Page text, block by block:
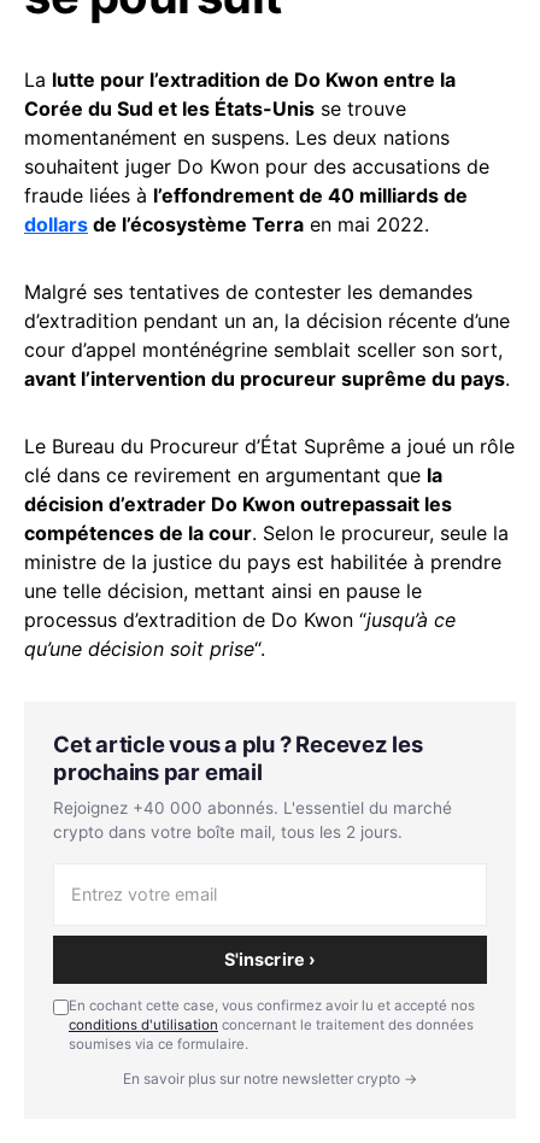
La lutte pour l’extradition de Do Kwon entre la
Corée du Sud et les États-Unis se trouve
momentanément en suspens. Les deux nations
souhaitent juger Do Kwon pour des accusations de
fraude liées à l’effondrement de 40 milliards de
dollars de l’écosystème Terra en mai 2022.
Malgré ses tentatives de contester les demandes
d’extradition pendant un an, la décision récente d’une
cour d’appel monténégrine semblait sceller son sort,
avant l’intervention du procureur suprême du pays.
Le Bureau du Procureur d’État Suprême a joué un rôle
clé dans ce revirement en argumentant que la
décision d’extrader Do Kwon outrepassait les
compétences de la cour. Selon le procureur, seule la
ministre de la justice du pays est habilitée à prendre
une telle décision, mettant ainsi en pause le
processus d’extradition de Do Kwon “jusqu’à ce
qu’une décision soit prise“.
Cet article vous a plu ? Recevez les
prochains par email
Rejoignez +40 000 abonnés. L'essentiel du marché
crypto dans votre boîte mail, tous les 2 jours.
S'inscrire ›
En cochant cette case, vous confirmez avoir lu et accepté nos
conditions d'utilisation concernant le traitement des données
soumises via ce formulaire.
En savoir plus sur notre newsletter crypto →